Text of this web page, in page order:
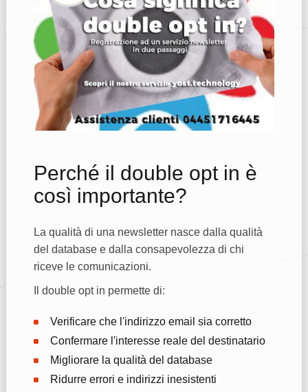
Perché il double opt in è
così importante?
La qualità di una newsletter nasce dalla qualità
del database e dalla consapevolezza di chi
riceve le comunicazioni.
Il double opt in permette di:
Verificare che l'indirizzo email sia corretto
Confermare l'interesse reale del destinatario
Migliorare la qualità del database
Ridurre errori e indirizzi inesistenti